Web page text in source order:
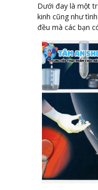
Dưới đay là một
kinh cũng như
đều mà các bạn